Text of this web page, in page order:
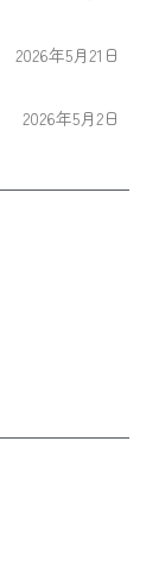
2026年5月21日
2026年5月2日